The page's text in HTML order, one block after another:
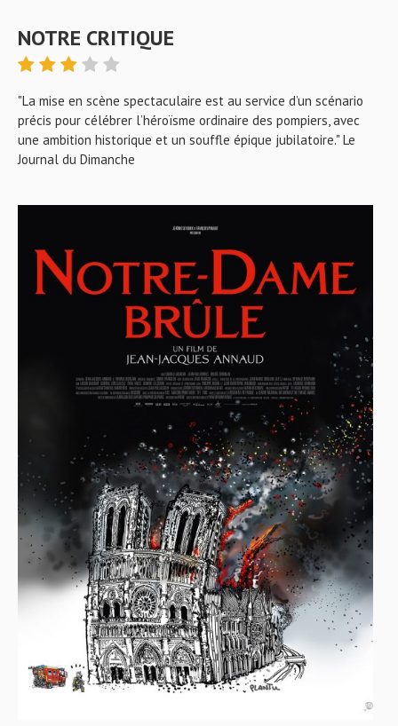
NOTRE CRITIQUE
"La mise en scène spectaculaire est au service d’un scénario
précis pour célébrer l’héroïsme ordinaire des pompiers, avec
une ambition historique et un souffle épique jubilatoire." Le
Journal du Dimanche